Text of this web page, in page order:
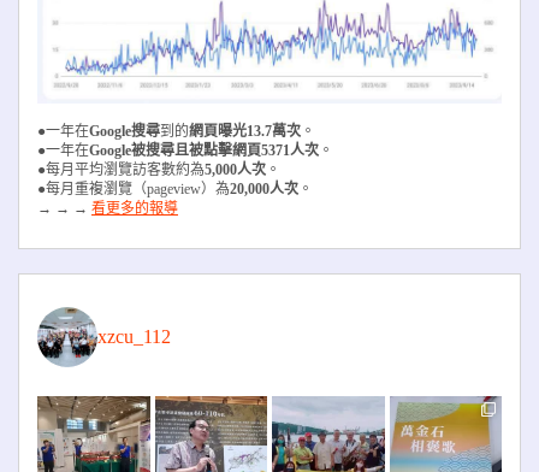
●一年在Google搜尋到的網頁曝光13.7萬次 。
●一年在Google被搜尋且被點擊網頁5371人次 。
●每月平均瀏覽訪客數約為5,000人次 。
●每月重複瀏覽（pageview）為20,000人次 。
→ → → 看更多的報導
xzcu_112